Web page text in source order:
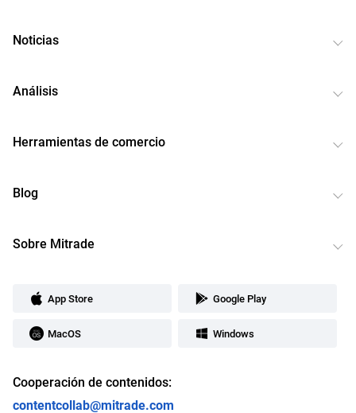
Noticias
Análisis
Herramientas de comercio
Blog
Sobre Mitrade
App Store Google Play
MacOS Windows
Cooperación de contenidos:
contentcollab@mitrade.com